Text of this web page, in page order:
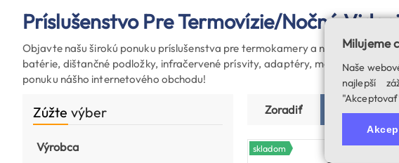
Príslušenstvo Pre Termovízie/nočné
Objavte našu širokú ponuku príslušenstva pre termokamery a nočné videnie,
batérie, dištančné podložky, infračervené prísvity, adaptéry, montáže alebo
ponuku nášho internetového obchodu!
Zúžte výber
Výrobca
Zoradiť Cena
skladom
Milujeme
Naše
najlepší